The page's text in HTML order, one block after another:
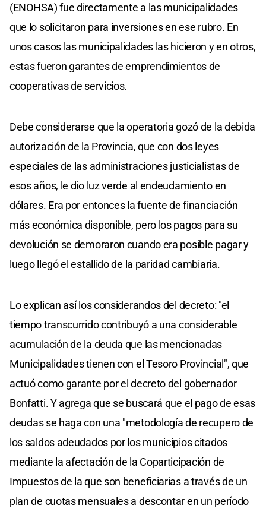
(ENOHSA) fue directamente a las municipalidades
que lo solicitaron para inversiones en ese rubro. En
unos casos las municipalidades las hicieron y en otros,
estas fueron garantes de emprendimientos de
cooperativas de servicios.
Debe considerarse que la operatoria gozó de la debida
autorización de la Provincia, que con dos leyes
especiales de las administraciones justicialistas de
esos años, le dio luz verde al endeudamiento en
dólares. Era por entonces la fuente de financiación
más económica disponible, pero los pagos para su
devolución se demoraron cuando era posible pagar y
luego llegó el estallido de la paridad cambiaria.
Lo explican así los considerandos del decreto: "el
tiempo transcurrido contribuyó a una considerable
acumulación de la deuda que las mencionadas
Municipalidades tienen con el Tesoro Provincial", que
actuó como garante por el decreto del gobernador
Bonfatti. Y agrega que se buscará que el pago de esas
deudas se haga con una "metodología de recupero de
los saldos adeudados por los municipios citados
mediante la afectación de la Coparticipación de
Impuestos de la que son beneficiarias a través de un
plan de cuotas mensuales a descontar en un período